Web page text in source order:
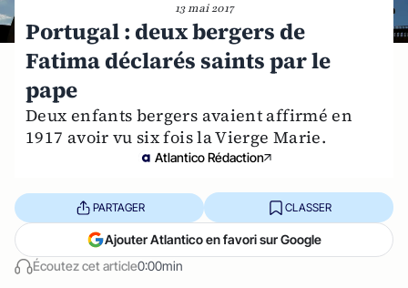
13 mai 2017
Portugal : deux bergers de
Fatima déclarés saints par le
pape
Deux enfants bergers avaient affirmé en
1917 avoir vu six fois la Vierge Marie.
Atlantico Rédaction
Écoutez cet article0:00min
PARTAGER CLASSER
Ajouter Atlantico en favori sur Google